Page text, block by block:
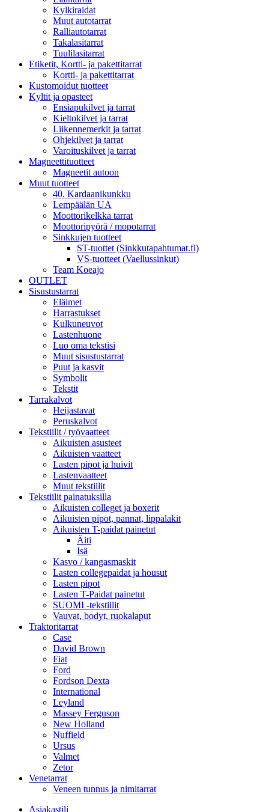
Kylkiraidat
Muut autotarrat
Ralliautotarrat
Takalasitarrat
Tuulilasitarrat
Etiketit, Kortti- ja pakettitarrat
Kortti- ja pakettitarrat
Kustomoidut tuotteet
Kyltit ja opasteet
Ensiapukilvet ja tarrat
Kieltokilvet ja tarrat
Liikennemerkit ja tarrat
Ohjekilvet ja tarrat
Varoituskilvet ja tarrat
Magneettituotteet
Magneetit autoon
Muut tuotteet
40. Kardaanikunkku
Lempäälän UA
Moottorikelkka tarrat
Moottoripyörä / mopotarrat
Sinkkujen tuotteet
ST-tuottet (Sinkkutapahtumat.fi)
VS-tuotteet (Vaellussinkut)
Team Koeajo
OUTLET
Sisustustarrat
Eläimet
Harrastukset
Kulkuneuvot
Lastenhuone
Luo oma tekstisi
Muut sisustustarrat
Puut ja kasvit
Symbolit
Tekstit
Tarrakalvot
Heijastavat
Peruskalvot
Tekstiilit / työvaatteet
Aikuisten asusteet
Aikuisten vaatteet
Lasten pipot ja huivit
Lastenvaatteet
Muut tekstiilit
Tekstiilit painatuksilla
Aikuisten colleget ja boxerit
Aikuisten pipot, pannat, lippalakit
Aikuisten T-paidat painetut
Äiti
Isä
Kasvo / kangasmaskit
Lasten collegepaidat ja housut
Lasten pipot
Lasten T-Paidat painetut
SUOMI -tekstiilit
Vauvat, bodyt, ruokalaput
Traktoritarrat
Case
David Brown
Fiat
Ford
Fordson Dexta
International
Leyland
Massey Ferguson
New Holland
Nuffield
Ursus
Valmet
Zetor
Venetarrat
Veneen tunnus ja nimitarrat
Asiakastili